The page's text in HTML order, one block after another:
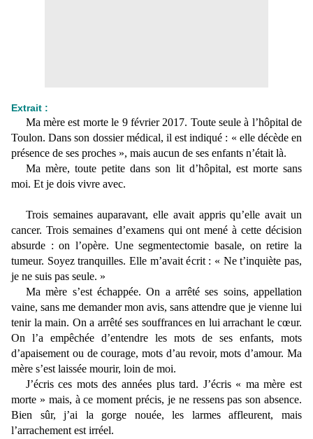
Extrait :
Ma mère est morte le 9 février 2017. Toute seule à l’hôpital de
Toulon. Dans son dossier médical, il est indiqué : « elle décède en
présence de ses proches », mais aucun de ses enfants n’était là.
Ma mère, toute petite dans son lit d’hôpital, est morte sans
moi. Et je dois vivre avec.
Trois semaines auparavant, elle avait appris qu’elle avait un
cancer. Trois semaines d’examens qui ont mené à cette décision
absurde : on l’opère. Une segmentectomie basale, on retire la
tumeur. Soyez tranquilles. Elle m’avait écrit : « Ne t’inquiète pas,
je ne suis pas seule. »
Ma mère s’est échappée. On a arrêté ses soins, appellation
vaine, sans me demander mon avis, sans attendre que je vienne lui
tenir la main. On a arrêté ses souffrances en lui arrachant le cœur.
On l’a empêchée d’entendre les mots de ses enfants, mots
d’apaisement ou de courage, mots d’au revoir, mots d’amour. Ma
mère s’est laissée mourir, loin de moi.
J’écris ces mots des années plus tard. J’écris « ma mère est
morte » mais, à ce moment précis, je ne ressens pas son absence.
Bien sûr, j’ai la gorge nouée, les larmes affleurent, mais
l’arrachement est irréel.